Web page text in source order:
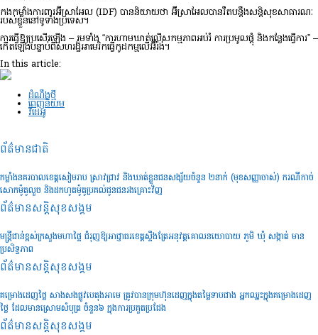
កងកម្លាំងការពារអ៊ីស្រាអែល (IDF) បាននិយាយថា អ៊ីស្រាអែលបានរឹតបន្តឹងសន្តិសុខសាធារណៈ
របស់ខ្លួននៅទូទាំងប្រទេស។
ការធ្វើឱ្យប្រសើរឡើង – រួមទាំង “ការហាមឃាត់លើសកម្មភាពអប់រំ ការប្រមូលផ្តុំ និងកន្លែងធ្វើការ” –
កើតឡើងបន្ទាប់ពីសហរដ្ឋអាមេរិកធ្វើកូដកម្មលើអ៊ីរ៉ង់។
In this article:
ដំណឹងថ្មី
ពេញនិយម
វីដេអូ
ព័ត៌មានជាតិ
កម្លាំងនគរបាលខេត្តសៀមរាប ស្រាវជ្រាវ និងឃាត់ខ្លួនជនសង្ស័យចំនួន ២នាក់ (មុខសញ្ញាចាស់) ករណីកាច់
សោកម៉ូតូលួច និងដកហូតម៉ូតូប្រគល់ជូនជនរងគ្រោះវិញ
ព័ត៌មានសន្តិសុខ​សង្គម
មន្រ្តីជាន់ខ្ពស់ក្រសួងមហាផ្ទៃ ជំរុញឱ្យអាជ្ញាធរខេត្តស្ទឹងត្រែអនុវត្តគោលនយោបាយ ភូមិ ឃុំ សង្កាត់ មាន
ប្រសិទ្ធភាព
ព័ត៌មានសន្តិសុខ​សង្គម
គម្រោងដេញថ្លៃ សាងសងផ្លូវបេតុងអាមេ ត្រូវបានក្រុមហ៊ុនដេញក្នុងតម្លៃទាបជាង អ្នកឈ្នះក្នុងគម្រោងដេញ
ថ្លៃ ដែលមានស្រោមសំបុត្រ ចំនួន៦ ក្នុងការប្រគួតប្រជែង
ព័ត៌មានសន្តិសុខ​សង្គម